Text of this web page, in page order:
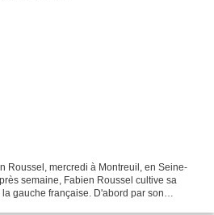
Roussel, mercredi à Montreuil, en Seine-
gauche française. D'abord par son